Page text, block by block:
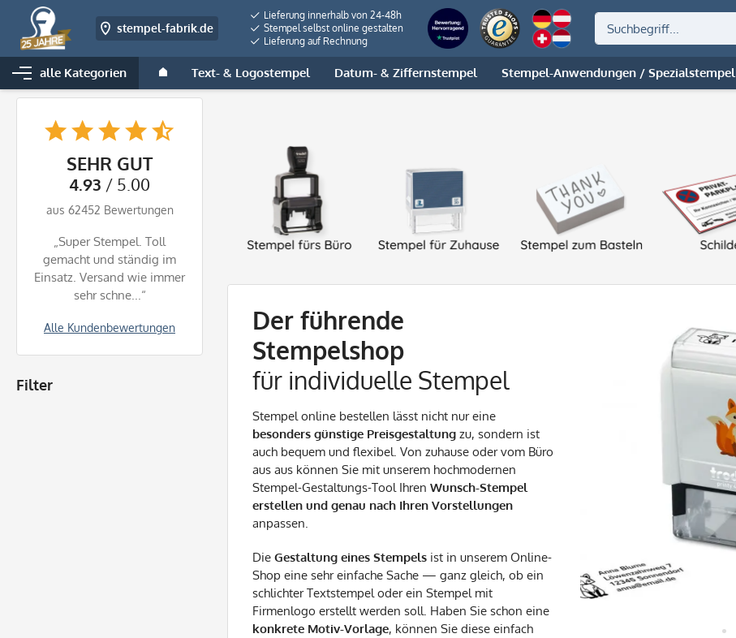
stempel-fabrik.de
Lieferung innerhalb von 24-48h
Stempel selbst online gestalten
Lieferung auf Rechnung
alle Kategorien Text- & Logostempel Datum- & Ziffernstempel Stempel-Anwendungen / Spezialstempel
SEHR GUT
4.93 / 5.00
aus 62452 Bewertungen
Alle Kundenbewertungen
„Super Stempel. Toll
gemacht und ständig im
Einsatz. Versand wie immer
sehr schne...“
Filter
Der führende
Stempelshop
für individuelle Stempel
Stempel online bestellen lässt nicht nur eine
besonders günstige Preisgestaltung zu, sondern ist
auch bequem und flexibel. Von zuhause oder vom Büro
aus aus können Sie mit unserem hochmodernen
Stempel-Gestaltungs-Tool Ihren Wunsch-Stempel
erstellen und genau nach Ihren Vorstellungen
anpassen.
Die Gestaltung eines Stempels ist in unserem Online-
Shop eine sehr einfache Sache — ganz gleich, ob ein
schlichter Textstempel oder ein Stempel mit
Firmenlogo erstellt werden soll. Haben Sie schon eine
konkrete Motiv-Vorlage, können Sie diese einfach